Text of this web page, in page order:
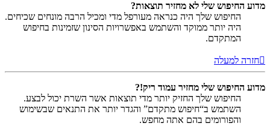
מדוע החיפוש שלי לא מחזיר תוצאות?
החיפוש שלך היה כנראה מעורפל מדי ומכיל הרבה מונחים שכיחים.
היה יותר ממוקד והשתמש באפשרויות הסינון שזמינות בחיפוש
המתקדם.
חזרה למעלה
מדוע החיפוש שלי מחזיר עמוד ריק!?
החיפוש שלך החזיק יותר מדי תוצאות אשר השרת יכול לבצע.
השתמש ב“חיפוש מתקדם” והגדר יותר את התנאים שבשימוש
והפורומים בהם אתה מחפש.